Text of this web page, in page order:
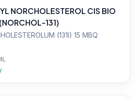
NORCHOLESTEROL CIS BIO
131)
(131I) 15 MBQ